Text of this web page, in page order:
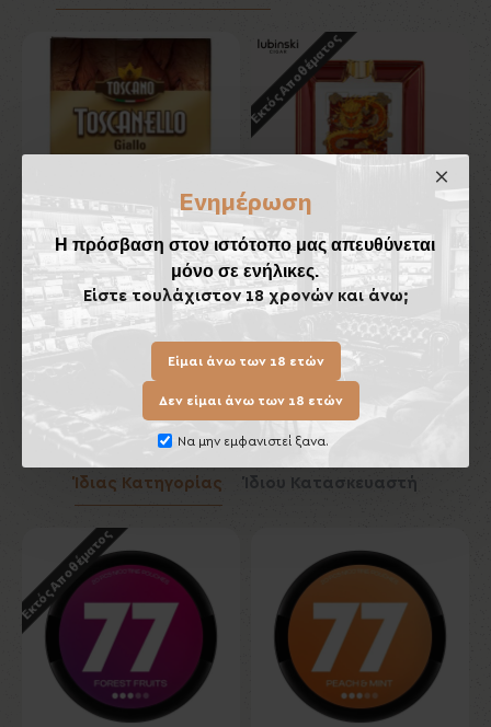
Ενημέρωση
Η πρόσβαση στον ιστότοπο μας απευθύνεται
μόνο σε ενήλικες.
Είστε τουλάχιστον 18 χρονών και άνω;
Είμαι άνω των 18 ετών
Δεν είμαι άνω των 18 ετών
Να μην εμφανιστεί ξανα.
Toscanello Giallo
7,70€
Καλάθι
Εκτός Αποθέματος
Κεραμικό Τασάκι Πούρων
Lubinski
70,00€
Καλάθι
Ίδιας Κατηγορίας Ίδιου Κατασκευαστή
Εκτός Αποθέματος